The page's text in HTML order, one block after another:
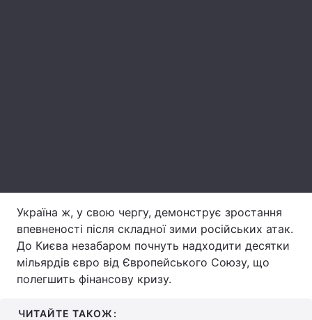
Україна ж, у свою чергу, демонструє зростання
впевненості після складної зими російських атак.
До Києва незабаром почнуть надходити десятки
мільярдів євро від Європейського Союзу, що
полегшить фінансову кризу.
ЧИТАЙТЕ ТАКОЖ: